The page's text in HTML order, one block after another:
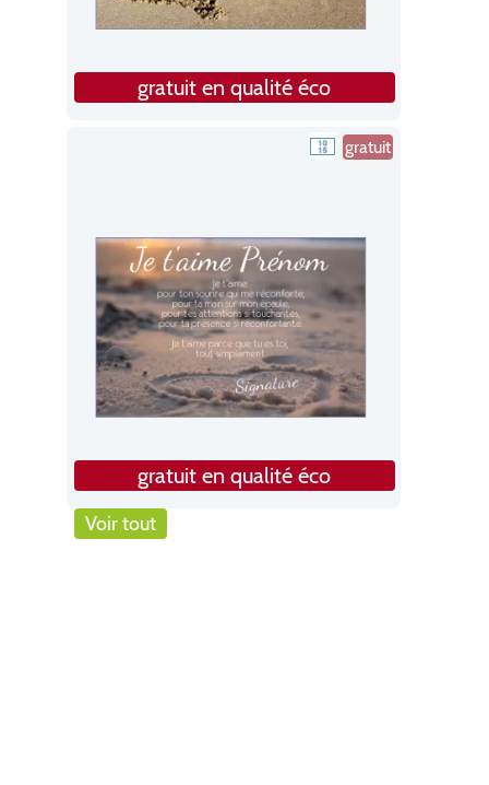
gratuit en qualité éco
gratuit
gratuit en qualité éco
Voir tout